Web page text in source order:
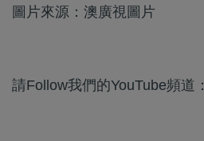
圖片來源：澳廣視圖片
請Follow我們的YouTube頻道：